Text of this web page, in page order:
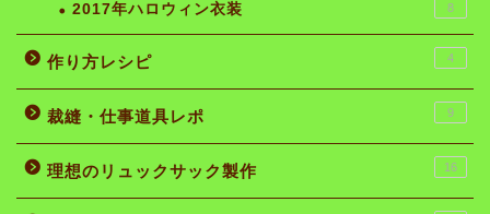
2017年ハロウィン衣装 8
作り方レシピ 4
裁縫・仕事道具レポ 9
理想のリュックサック製作 16